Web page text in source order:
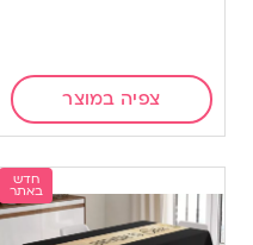
צפיה במוצר
חדש
באתר